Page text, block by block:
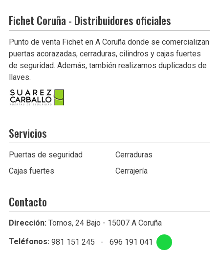
Fichet Coruña - Distribuidores oficiales
Punto de venta Fichet en A Coruña donde se comercializan
puertas acorazadas, cerraduras, cilindros y cajas fuertes
de seguridad. Además, también realizamos duplicados de
llaves.
Servicios
Puertas de seguridad
Cerraduras
Cajas fuertes
Cerrajería
Contacto
Dirección: Tornos, 24 Bajo - 15007 A Coruña
Teléfonos: 981 151 245 - 696 191 041